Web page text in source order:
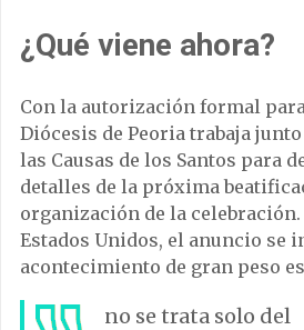
¿Qué viene ahora?
Con la autorización formal
Diócesis de Peoria trabaja
las Causas de los Santos para
detalles de la próxima
organización de la
Estados Unidos, el anuncio se
acontecimiento de gran peso
no se trata solo del